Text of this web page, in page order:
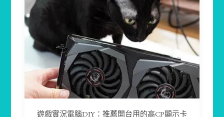
遊戲實況電腦DIY：推薦開台用的高CP顯示卡